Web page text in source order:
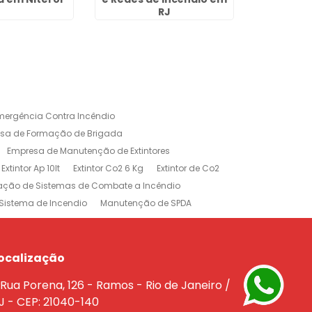
RJ
Contra Incêndio
de Formação de Brigada
Empresa de Manutenção de Extintores
Extintor Ap 10lt Extintor Co2 6 Kg
Extintor de Co2
de Sistemas de Combate a Incêndio
de Incendio
Manutenção de SPDA
de Sistema de Combate a Incendio
Empresa de Extintores no Rio de Janeiro
Rio de Janeiro
Rua Porena, 126 - Ramos - Rio de Janeiro /
- CEP: 21040-140